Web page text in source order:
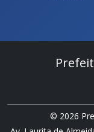
© 2026